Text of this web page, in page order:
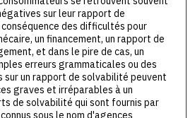
sur leur rapport de
des difficultés pour
un financement, un rapport de
et dans le pire de cas, un
erreurs grammaticales ou des
sur un rapport de solvabilité peuvent
graves et irréparables à un
de solvabilité qui sont fournis par
sous le nom d'agences